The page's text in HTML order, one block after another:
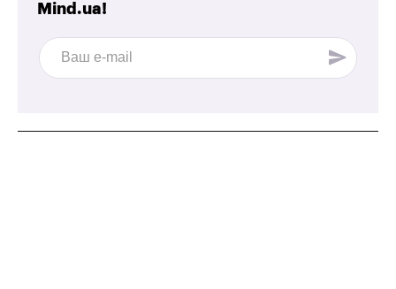
Mind.ua!